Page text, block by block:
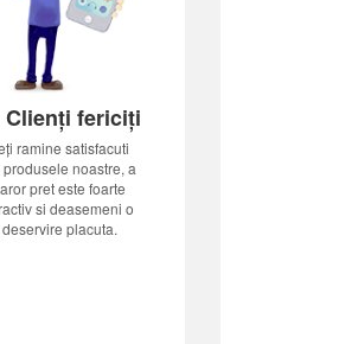
Clienți fericiți
ramine satisfacuti
produsele noastre, a
pret este foarte
si deasemeni o
deservire placuta.